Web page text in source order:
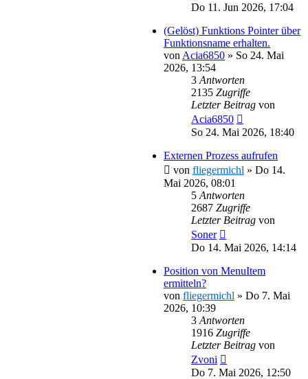
Do 11. Jun 2026, 17:04
(Gelöst) Funktions Pointer über
Funktionsname erhalten.
von Acia6850 » So 24. Mai
2026, 13:54
3 Antworten
2135 Zugriffe
Letzter Beitrag von
Acia6850
So 24. Mai 2026, 18:40
Externen Prozess aufrufen
von fliegermichl » Do 14.
Mai 2026, 08:01
5 Antworten
2687 Zugriffe
Letzter Beitrag von
Soner
Do 14. Mai 2026, 14:14
Position von MenuItem
ermitteln?
von fliegermichl » Do 7. Mai
2026, 10:39
3 Antworten
1916 Zugriffe
Letzter Beitrag von
Zvoni
Do 7. Mai 2026, 12:50